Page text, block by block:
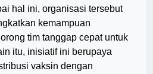
hal ini, organisasi tersebut
kemampuan
tim tanggap cepat untuk
itu, inisiatif ini berupaya
vaksin dengan